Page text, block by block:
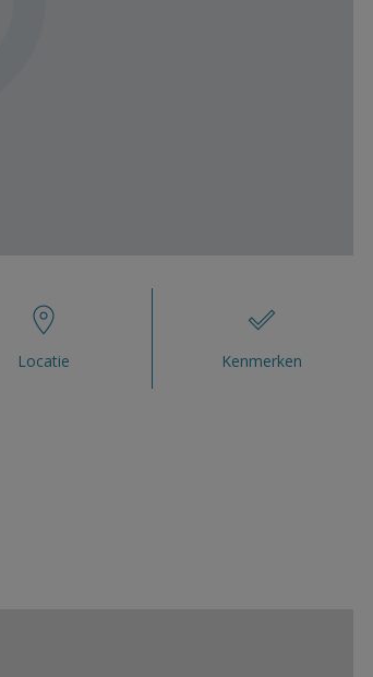
Locatie Kenmerken